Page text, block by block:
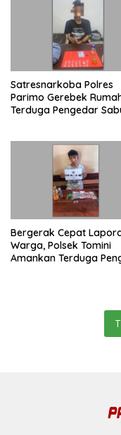
Satresnarkoba Polres
Parimo Gerebek
Terduga Pengedar
Bergerak Cepat
Warga, Polsek Tomini
Amankan Terduga